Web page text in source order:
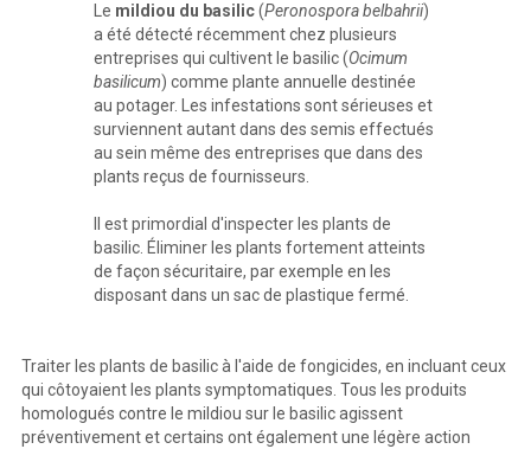
Le mildiou du basilic(Peronospora belbahrii)
a été détecté récemment chez plusieurs
entreprises qui cultivent le basilic (Ocimum
basilicum) comme plante annuelle destinée
au potager. Les infestations sont sérieuses et
surviennent autant dans des semis effectués
au sein même des entreprises que dans des
plants reçus de fournisseurs.
Il est primordial d'inspecter les plants de
basilic. Éliminer les plants fortement atteints
de façon sécuritaire, par exemple en les
disposant dans un sac de plastique fermé.
Traiter les plants de basilic à l'aide de fongicides, en incluant ceux
qui côtoyaient les plants symptomatiques. Tous les produits
homologués contre le mildiou sur le basilic agissent
préventivement et certains ont également une légère action